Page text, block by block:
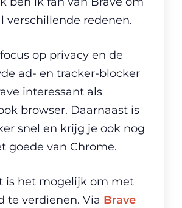
verschillende redenen.
op privacy en de
ad- en tracker-blocker
interessant als
browser. Daarnaast is
snel en krijg je ook nog
goede van Chrome.
is het mogelijk om met
te verdienen. Via Brave